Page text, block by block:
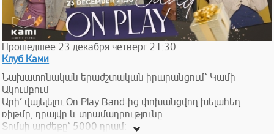
Прошедшее 23 декабря четверг 21:30
Клуб Ками
Նախատոնական երաժշտական իրարանցում՝ Կամի
Ակումբում
Արի՛ վայելելու On Play Band-ից փոխանցվող խելահեղ
ռիթմը, դրայվը և տրամադրությունը
Տոմսի արժեքը՝ 5000 դրամ: